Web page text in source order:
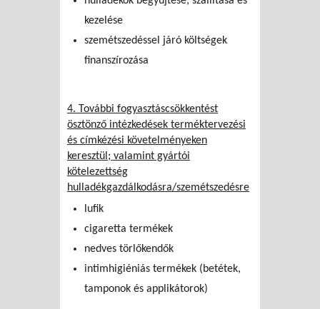
kezelése
szemétszedéssel járó költségek
finanszírozása
4. További fogyasztáscsökkentést
ösztönző intézkedések terméktervezési
és címkézési követelményeken
keresztül; valamint gyártói
kötelezettség
hulladékgazdálkodásra/szemétszedésre
lufik
cigaretta termékek
nedves törlőkendők
intimhigiéniás termékek (betétek,
tamponok és applikátorok)